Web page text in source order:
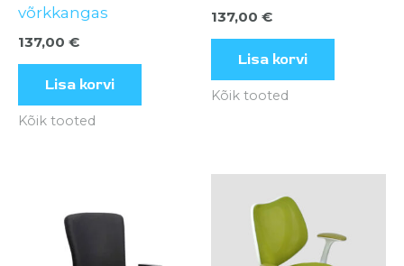
võrkkangas
137,00 €
Lisa korvi
Kõik tooted
137,00 €
Lisa korvi
Kõik tooted